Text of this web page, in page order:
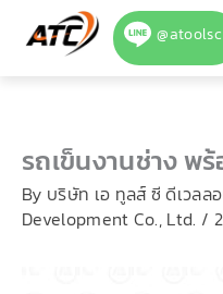
@atoolsc
รถเข็นงานช่าง พ
By บริษัท เอ ทูลส์ ซี ดีเวล
Development Co., Ltd. /